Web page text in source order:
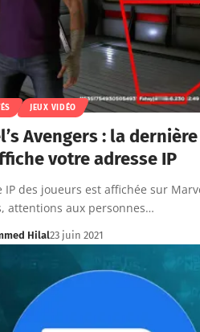
JEUX VIDÉO
Avengers : la
votre adresse IP
IP des joueurs est affichée sur
attentions aux personnes…
Hilal23 juin 2021